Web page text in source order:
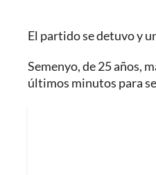
El partido se detuvo y
Semenyo, de 25 años,
últimos minutos para